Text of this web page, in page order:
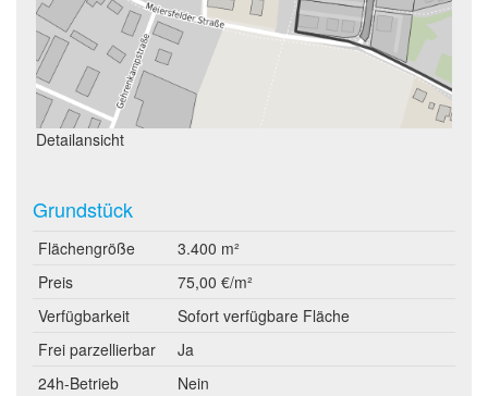
Detailansicht
Grundstück
Flächengröße
3.400 m²
Preis
75,00 €/m²
Verfügbarkeit
Sofort verfügbare Fläche
Frei parzellierbar
Ja
24h-Betrieb
Nein